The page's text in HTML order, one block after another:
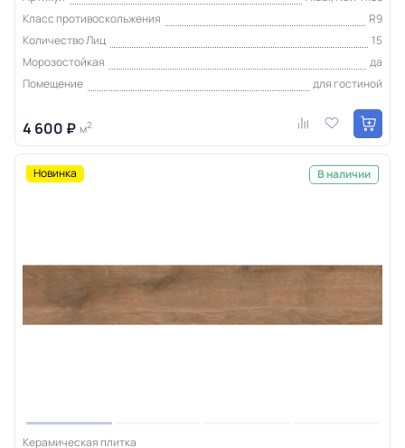
Класс противоскольжения
R9
Количество Лиц
15
Морозостойкая
да
Помещение
для гостиной
4 600 ₽ м2
Новинка В наличии
Керамическая плитка